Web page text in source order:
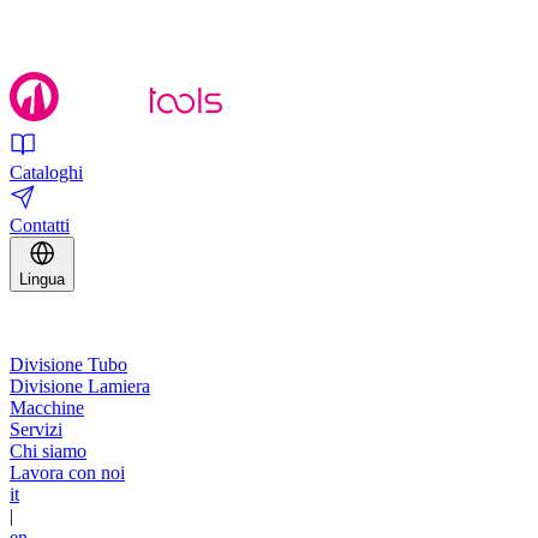
Cataloghi
Contatti
Lingua
Divisione Tubo
Divisione Lamiera
Macchine
Servizi
Chi siamo
Lavora con noi
it
|